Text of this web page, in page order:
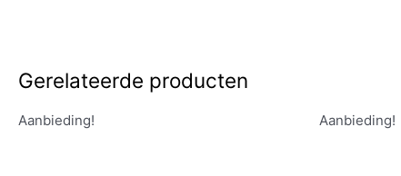
Gerelateerde producten
Aanbieding! Aanbieding!